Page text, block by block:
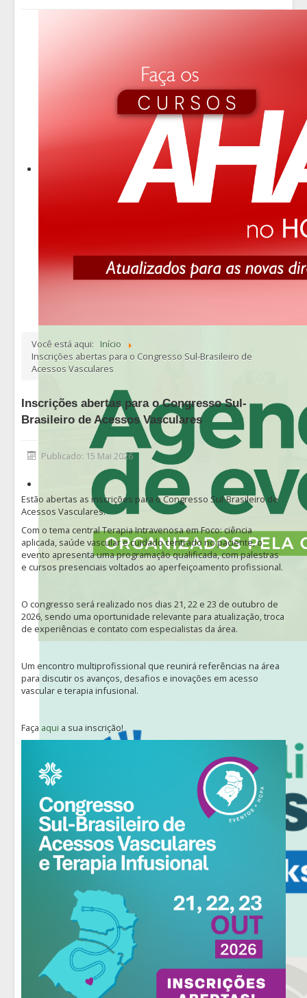
Você está aqui:
Início
Inscrições abertas para o Congresso Sul-Brasileiro de
Acessos Vasculares
Inscrições abertas para o Congresso Sul-
Brasileiro de Acessos Vasculares
Publicado: 15 Mai 2026
Estão abertas as inscrições para o Congresso Sul-Brasileiro de
Acessos Vasculares.
Com o tema central Terapia Intravenosa em Foco: ciência
aplicada, saúde vascular e cuidado centrado no paciente, o
evento apresenta uma programação qualificada, com palestras
e cursos presenciais voltados ao aperfeiçoamento profissional.
O congresso será realizado nos dias 21, 22 e 23 de outubro de
2026, sendo uma oportunidade relevante para atualização, troca
de experiências e contato com especialistas da área.
Um encontro multiprofissional que reunirá referências na área
para discutir os avanços, desafios e inovações em acesso
vascular e terapia infusional.
Faça aqui a sua inscrição!